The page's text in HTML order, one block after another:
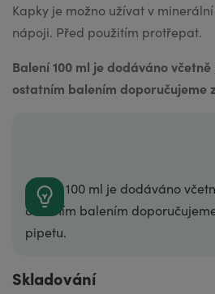
Kapky je možno užívat v
nápoji. Před použitím protřepat.
Balení 100 ml je dodáváno
ostatním balením doporučujeme
Balení 100 ml je dodáváno
ostatním balením
pipetu.
Skladování